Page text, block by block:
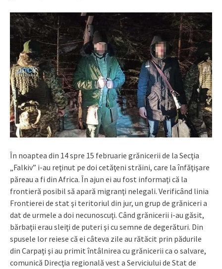
În noaptea din 14 spre 15 februarie grănicerii de la Secţia
„Falkiv” i-au reţinut pe doi cetăţeni străini, care la înfăţişare
păreau a fi din Africa. În ajun ei au fost informaţi că la
frontieră posibil să apară migranţi nelegali. Verificând linia
Frontierei de stat şi teritoriul din jur, un grup de grăniceri a
dat de urmele a doi necunoscuţi. Când grănicerii i-au găsit,
bărbaţii erau sleiţi de puteri şi cu semne de degerături. Din
spusele lor reiese că ei câteva zile au rătăcit prin pădurile
din Carpaţi şi au primit întâlnirea cu grănicerii ca o salvare,
comunică Direcţia regională vest a Serviciului de Stat de